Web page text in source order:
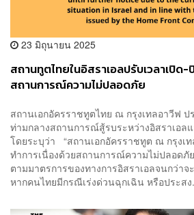
23 มิถุนายน 2025
สถานทูตไทยในอิสราเอลปรับเวลาเปิด-
สถานการณ์ความไม่ปลอดภัย
สถานเอกอัครราชทูตไทย ณ กรุงเทลอาวีฟ ป
ท่ามกลางสถานการณ์สู้รบระหว่างอิสราเอล
โดยระบุว่า “สถานเอกอัครราชทูต ณ กรุงเ
ทำการเนื่องด้วยสถานการณ์ความไม่ปลอด
ตามมาตรการของทางการอิสราเอลจนกว่าจ
หากคนไทยมีกรณีเร่งด่วนฉุกเฉิน หรือประสง